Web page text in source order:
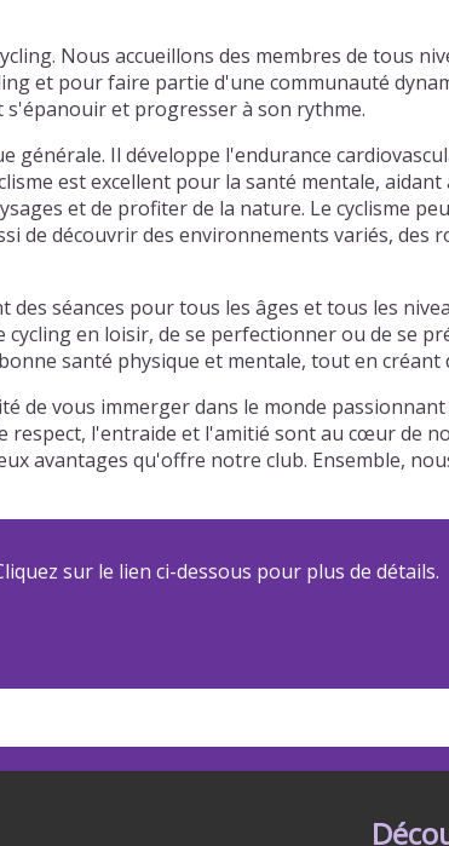
Nous accueillons des membres de tous
et pour faire partie d'une communauté
et progresser à son rythme.
Il développe l'endurance
est excellent pour la santé mentale,
et de profiter de la nature. Le cyclisme
découvrir des environnements variés, des
séances pour tous les âges et tous les
en loisir, de se perfectionner ou de se
santé physique et mentale, tout en
vous immerger dans le monde
l'entraide et l'amitié sont au cœur de
avantages qu'offre notre club. Ensemble,
sur le lien ci-dessous pour plus de détails.